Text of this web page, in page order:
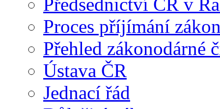
Předsednictví ČR v
Proces příjímání
Přehled zákonodárné
Ústava ČR
Jednací řád